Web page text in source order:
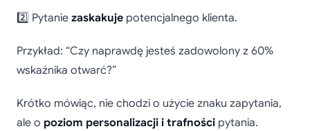
2️⃣ Pytanie zaskakuje potencjalnego klienta.
Przykład: “Czy naprawdę jesteś zadowolony z 60%
wskaźnika otwarć?”
Krótko mówiąc, nie chodzi o użycie znaku zapytania,
ale o poziom personalizacji i trafności pytania.